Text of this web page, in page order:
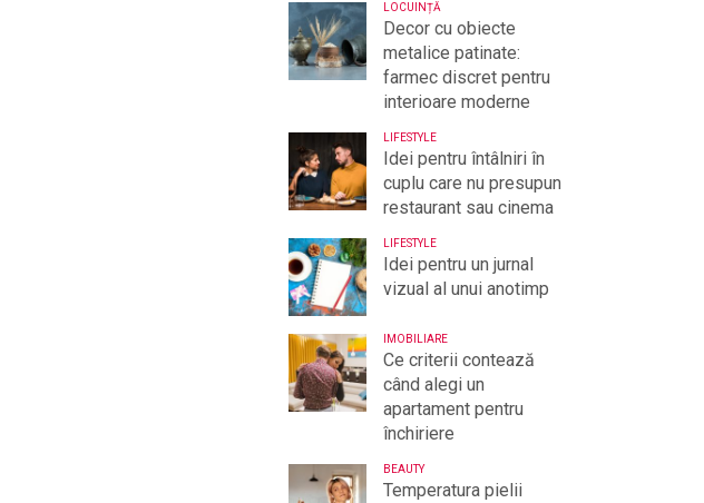
LOCUINȚĂ
Decor cu obiecte
metalice patinate:
farmec discret pentru
interioare moderne
LIFESTYLE
Idei pentru întâlniri în
cuplu care nu presupun
restaurant sau cinema
LIFESTYLE
Idei pentru un jurnal
vizual al unui anotimp
IMOBILIARE
Ce criterii contează
când alegi un
apartament pentru
închiriere
BEAUTY
Temperatura pielii